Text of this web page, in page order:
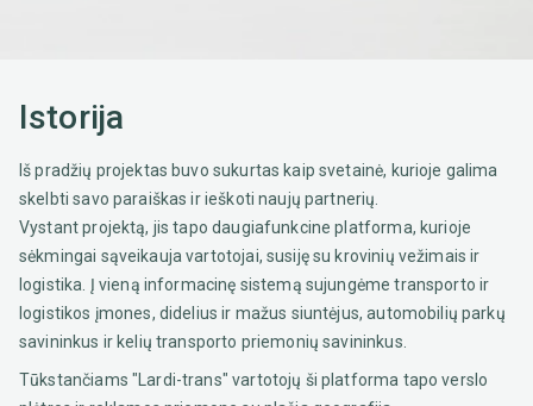
Istorija
Iš pradžių projektas buvo sukurtas kaip svetainė, kurioje galima
skelbti savo paraiškas ir ieškoti naujų partnerių.
Vystant projektą, jis tapo daugiafunkcine platforma, kurioje
sėkmingai sąveikauja vartotojai, susiję su krovinių vežimais ir
logistika. Į vieną informacinę sistemą sujungėme transporto ir
logistikos įmones, didelius ir mažus siuntėjus, automobilių parkų
savininkus ir kelių transporto priemonių savininkus.
Tūkstančiams "Lardi-trans" vartotojų ši platforma tapo verslo